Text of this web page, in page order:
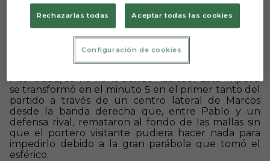
afrontaba la sexta jornada de la temporada
2023/2024 en la Liga Nacional Juvenil contra el CD
Victoria tras sacar un punto en el complicado
campo del líder Unionistas de Salamanca.
El conjunto dirigido por Roberto Santamaría saltó al
césped del Campo 3 de Castañares con mucha
intensidad, como viene siendo habitual. Este ímpetu
se transformó en el minuto 5 en el primer tanto del
partido a través de un centro lateral de Marcos
desde la banda derecha que, entre Pablo y un
defensa rival, remataron al fondo de las mallas sin
que el portero visitante pudiera hacer nada para
impedirlo debido a la gran parábola que tomó el
esférico.
Rechazarlas todas Aceptar todas las cookies
Configuración de cookies